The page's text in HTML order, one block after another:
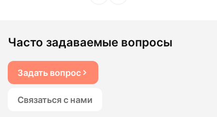
Часто задаваемые вопросы
Задать вопрос
Связаться с нами